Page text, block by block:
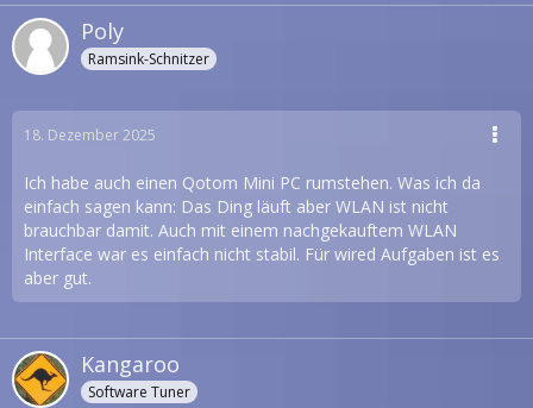
Poly
Ramsink-Schnitzer
18. Dezember 2025
Ich habe auch einen Qotom Mini PC rumstehen. Was ich da
einfach sagen kann: Das Ding läuft aber WLAN ist nicht
brauchbar damit. Auch mit einem nachgekauftem WLAN
Interface war es einfach nicht stabil. Für wired Aufgaben ist es
aber gut.
Kangaroo
Software Tuner